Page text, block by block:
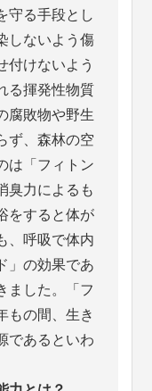
守る手段とし
しないよう傷
付けないよう
る揮発性物質
腐敗物や野生
ず、森林の空
は「フィトン
臭力によるも
をすると体が
、呼吸で体内
」の効果であ
ました。「フ
もの間、生き
であるといわ